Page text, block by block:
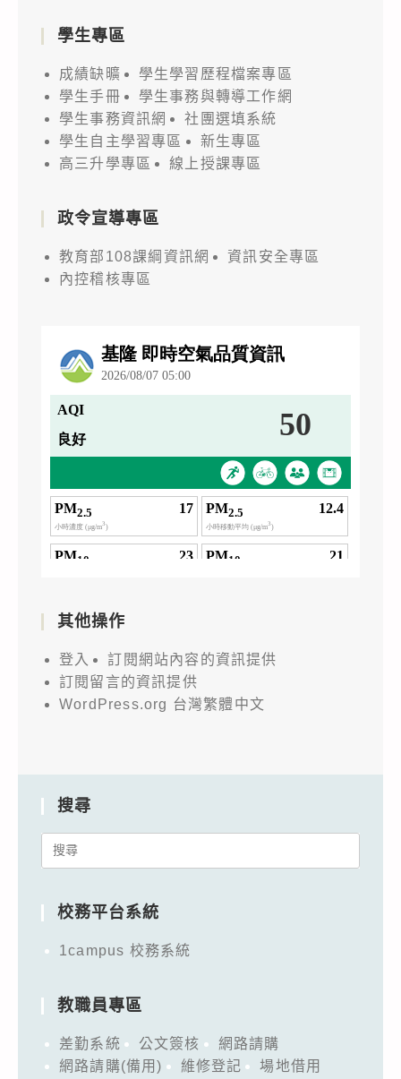
學生專區
成績缺曠
學生學習歷程檔案專區
學生手冊
學生事務與轉導工作網
學生事務資訊網
社團選填系統
學生自主學習專區
新生專區
高三升學專區
線上授課專區
政令宣導專區
教育部108課綱資訊網
資訊安全專區
內控稽核專區
其他操作
登入
訂閱網站內容的資訊提供
訂閱留言的資訊提供
WordPress.org 台灣繁體中文
搜尋
Search
校務平台系統
1campus 校務系統
教職員專區
差勤系統 公文簽核
網路請購
網路請購(備用)
維修登記
場地借用